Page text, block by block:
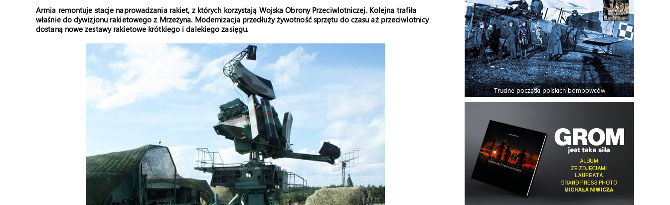
Armia remontuje stacje naprowadzania rakiet, z których korzystają Wojska Obrony Przeciwlotniczej. Kolejna trafiła
właśnie do dywizjonu rakietowego z Mrzeżyna. Modernizacja przedłuży żywotność sprzętu do czasu aż przeciwlotnicy
dostaną nowe zestawy rakietowe krótkiego i dalekiego zasięgu.
Trudne początki polskich bombowców